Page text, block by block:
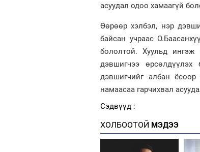
асуудал одоо хамаагүй
Өөрөөр хэлбэл, нэр
байсан учраас
бололтой. Хуульд
дэвшигчээ
дэвшигчийг албан ёсоор
намаасаа гарчихвал
Сэдвүүд :
ХОЛБООТОЙ МЭДЭЭ